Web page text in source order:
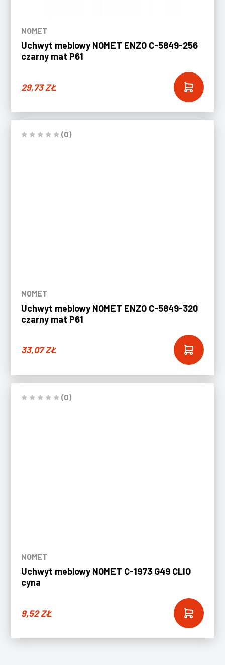
NOMET
Uchwyt meblowy NOMET ENZO C-5849-256
czarny mat P61
29,73ZŁ
(0)
NOMET
Uchwyt meblowy NOMET ENZO C-5849-320
czarny mat P61
33,07ZŁ
(0)
NOMET
Uchwyt meblowy NOMET C-1973 G49 CLIO
cyna
9,52ZŁ